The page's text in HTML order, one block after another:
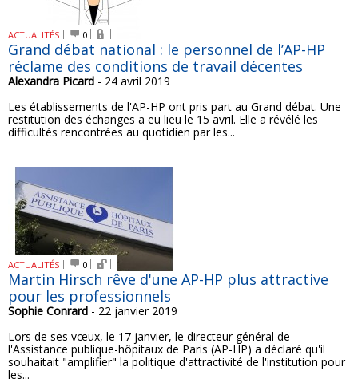
ACTUALITÉS 0
Grand débat national : le personnel de l’AP-HP
réclame des conditions de travail décentes
Alexandra Picard - 24 avril 2019
Les établissements de l'AP-HP ont pris part au Grand débat. Une
restitution des échanges a eu lieu le 15 avril. Elle a révélé les
difficultés rencontrées au quotidien par les...
ACTUALITÉS 0
Martin Hirsch rêve d'une AP-HP plus attractive
pour les professionnels
Sophie Conrard - 22 janvier 2019
Lors de ses vœux, le 17 janvier, le directeur général de
l'Assistance publique-hôpitaux de Paris (AP-HP) a déclaré qu'il
souhaitait "amplifier" la politique d'attractivité de l'institution pour
les...